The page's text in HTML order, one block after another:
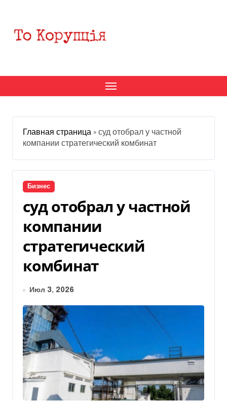
содержанию
Главная страница » суд отобрал у частной
компании стратегический комбинат
Бизнес
суд отобрал у частной
компании
стратегический
комбинат
Июл 3, 2026